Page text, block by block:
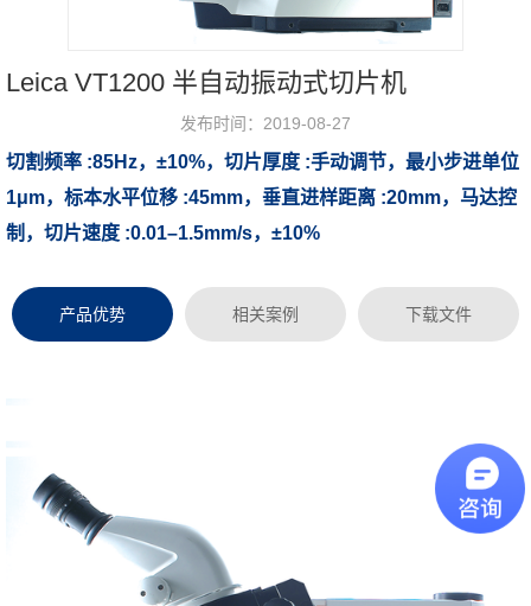
Leica VT1200 半自动振动式切片机
发布时间：2019-08-27
浏览次数：
切割频率 :85Hz，±10%，切片厚度 :手动调节，最小步进单位
1μm，标本水平位移 :45mm，垂直进样距离 :20mm，马达控
制，切片速度 :0.01–1.5mm/s，±10%
产品优势 相关案例 下载文件